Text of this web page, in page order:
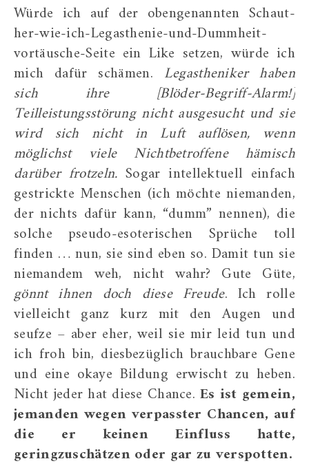
Würde ich auf der obengenannten Schaut-
her-wie-ich-Legasthenie-und-Dummheit-
vortäusche-Seite ein Like setzen, würde ich
mich dafür schämen. Legastheniker haben
sich ihre [Blöder-Begriff-Alarm!]
Teilleistungsstörung nicht ausgesucht und sie
wird sich nicht in Luft auflösen, wenn
möglichst viele Nichtbetroffene hämisch
darüber frotzeln. Sogar intellektuell einfach
gestrickte Menschen (ich möchte niemanden,
der nichts dafür kann, “dumm” nennen), die
solche pseudo-esoterischen Sprüche toll
finden … nun, sie sind eben so. Damit tun sie
niemandem weh, nicht wahr? Gute Güte,
gönnt ihnen doch diese Freude. Ich rolle
vielleicht ganz kurz mit den Augen und
seufze – aber eher, weil sie mir leid tun und
ich froh bin, diesbezüglich brauchbare Gene
und eine okaye Bildung erwischt zu heben.
Nicht jeder hat diese Chance.Es ist gemein,
jemanden wegen verpasster Chancen, auf
die er keinen Einfluss hatte,
geringzuschätzen oder gar zu verspotten.